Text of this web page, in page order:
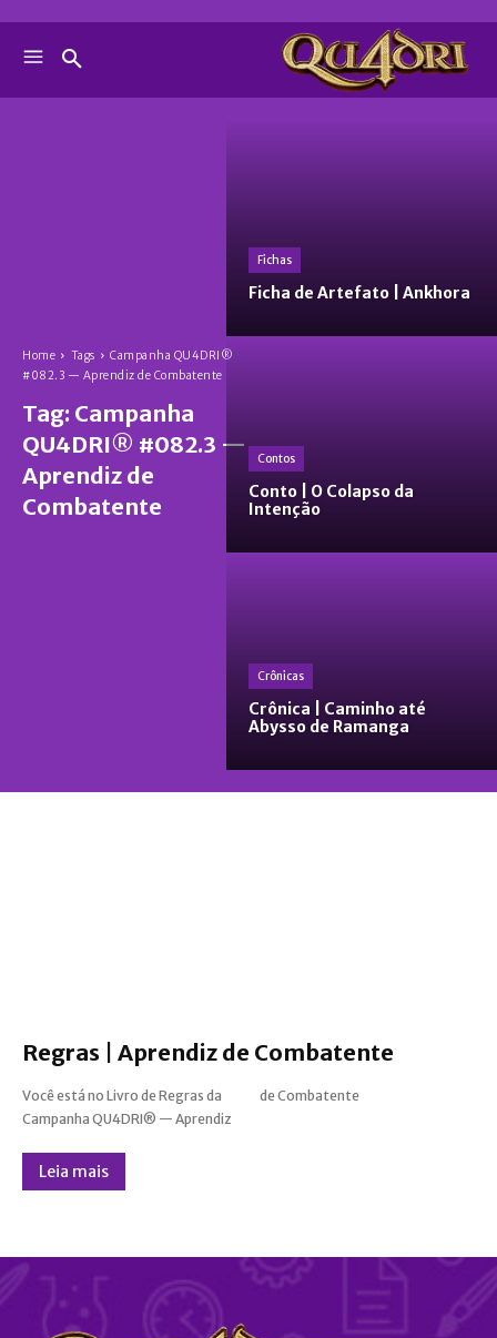
Home Tags
Campanha QU4DRI®
#082.3 — Aprendiz de Combatente
Tag: Campanha
QU4DRI® #082.3 —
Aprendiz de
Combatente
Fichas
Ficha de Artefato | Ankhora
Contos
Conto | O Colapso da
Intenção
Crônicas
Crônica | Caminho até
Abysso de Ramanga
Regras | Aprendiz de Combatente
Você está no Livro de Regras da
Campanha QU4DRI® — Aprendiz
de Combatente
Leia mais